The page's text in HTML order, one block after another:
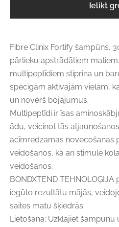
Ielikt
Fibre Clinix Fortify šampūns,
pārlieku apstrādātiem
multipeptīdiem stiprina un
spēcīgām aktīvajām vielām,
un novērš bojājumus.
Multipeptīdi ir īsas
ādu, veicinot tās
acīmredzamas novecošanas
veidošanos, kā arī stimulē
veidošanos.
BONDXTEND
iegūto rezultātu mājās,
saites matu šķiedrās.
Lietošana: Uzklājiet šampūnu